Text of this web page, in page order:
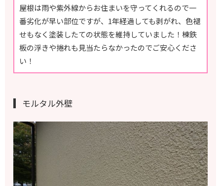
屋根は雨や紫外線からお住まいを守ってくれるので一
番劣化が早い部位ですが、1年経過しても剥がれ、色褪
せもなく塗装したての状態を維持していました！棟鉄
板の浮きや捲れも見当たらなかったのでご安心くださ
い！
モルタル外壁